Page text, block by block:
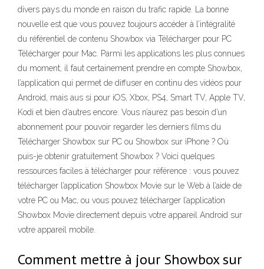
divers pays du monde en raison du trafic rapide. La bonne
nouvelle est que vous pouvez toujours accéder à l’intégralité
du référentiel de contenu Showbox via Télécharger pour PC
Télécharger pour Mac. Parmi les applications les plus connues
du moment, il faut certainement prendre en compte Showbox,
l’application qui permet de diffuser en continu des vidéos pour
Android, mais aus si pour iOS, Xbox, PS4, Smart TV, Apple TV,
Kodi et bien d’autres encore. Vous n’aurez pas besoin d’un
abonnement pour pouvoir regarder les derniers films du
Télécharger Showbox sur PC ou Showbox sur iPhone ? Où
puis-je obtenir gratuitement Showbox ? Voici quelques
ressources faciles à télécharger pour référence : vous pouvez
télécharger l’application Showbox Movie sur le Web à l’aide de
votre PC ou Mac, ou vous pouvez télécharger l’application
Showbox Movie directement depuis votre appareil Android sur
votre appareil mobile.
Comment mettre à jour Showbox sur